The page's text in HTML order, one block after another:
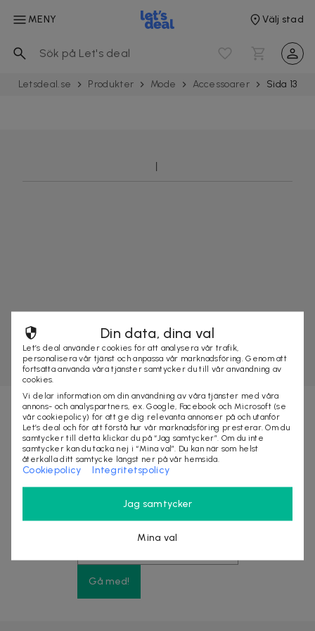
MENY Välj stad
Letsdeal.se Produkter Mode Acces­soarer Sida 13
Nyhetsbrevet fyllt med fördelar
Få exklusiva rabatter, förtur till stora kampanjer
och upp till 10% rabatt på ditt nästa köp
Gå med!
Din data, dina val
Let’s deal använder cookies för att analysera vår trafik,
personalisera vår tjänst och anpassa vår marknadsföring. Genom att
fortsätta använda våra tjänster samtycker du till vår användning av
cookies.
Vi delar information om din användning av våra tjänster med våra
annons- och analyspartners, ex. Google, Facebook och Microsoft (se
vår cookiepolicy) för att ge dig relevanta annonser på och utanför
Let’s deal och för att förstå hur vår marknadsföring presterar. Om du
samtycker till detta klickar du på “Jag samtycker”. Om du inte
samtycker kan du tacka nej i “Mina val”. Du kan när som helst
återkalla ditt samtycke längst ner på vår hemsida.
Cookiepolicy Integritetspolicy
Jag samtycker
Mina val